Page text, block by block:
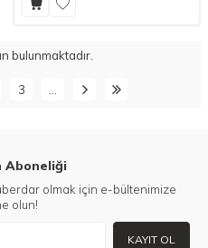
bulunmaktadır.
3
Aboneliği
olmak için e-bültenimize
olun!
KAYIT OL